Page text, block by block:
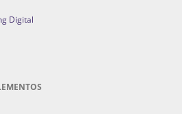
Digital